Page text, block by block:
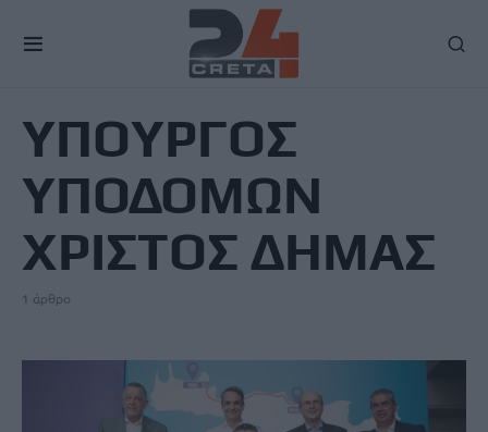
ΥΠΟΥΡΓΟΣ
ΥΠΟΔΟΜΩΝ
ΧΡΙΣΤΟΣ ΔΗΜΑΣ
1 άρθρο